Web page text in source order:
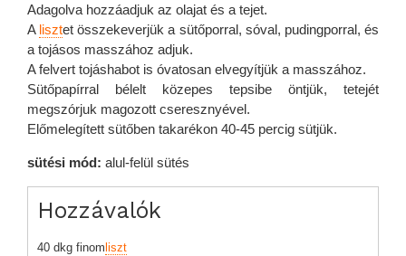
Adagolva hozzáadjuk az olajat és a tejet.
A lisztet összekeverjük a sütőporral, sóval, pudingporral, és
a tojásos masszához adjuk.
A felvert tojáshabot is óvatosan elvegyítjük a masszához.
Sütőpapírral bélelt közepes tepsibe öntjük, tetejét
megszórjuk magozott cseresznyével.
Előmelegített sütőben takarékon 40-45 percig sütjük.
sütési mód: alul-felül sütés
Hozzávalók
40 dkg finomliszt